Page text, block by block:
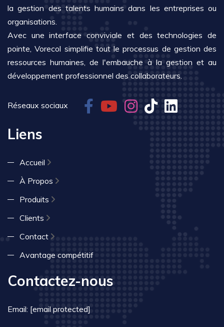
la gestion des talents humains dans les entreprises ou
organisations.
Avec une interface conviviale et des technologies de
pointe, Vorecol simplifie tout le processus de gestion des
ressources humaines, de l'embauche à la gestion et au
développement professionnel des collaborateurs.
Réseaux sociaux
Liens
Accueil
À Propos
Produits
Clients
Contact
Avantage compétitif
Contactez-nous
Email: [email protected]